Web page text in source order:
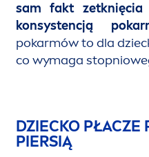
sam fakt
konsystencją
pokarmów to dla
co wymaga
DZIECKO PŁACZE
PIERSIĄ